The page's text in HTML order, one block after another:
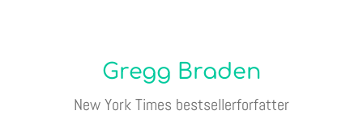
Gregg Braden
New York Times bestsellerforfatter